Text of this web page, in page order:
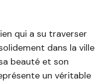
qui a su traverser
dans la ville
beauté et son
un véritable